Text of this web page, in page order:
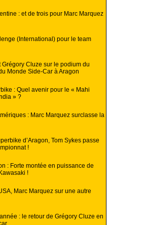
: et de trois pour Marc Marquez
(International) pour le team
Grégory Cluze sur le podium du
Monde Side-Car à Aragon
: Quel avenir pour le « Mahi
» ?
: Marc Marquez surclasse la
d’Aragon, Tom Sykes passe
!
: Forte montée en puissance de
!
Marc Marquez sur une autre
: le retour de Grégory Cluze en